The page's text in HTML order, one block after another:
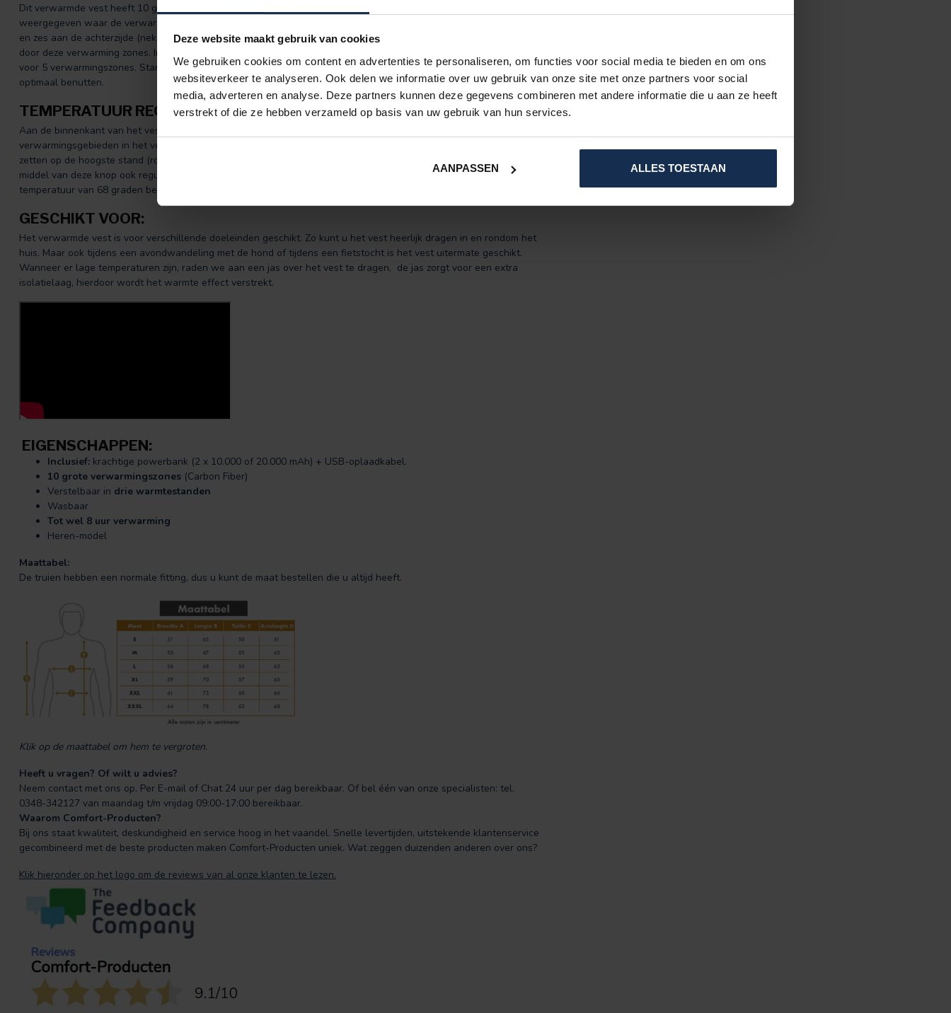
Deze website maakt gebruik van cookies
We gebruiken cookies om content en advertenties te personaliseren, om functies voor social media te bieden en om ons
websiteverkeer te analyseren. Ook delen we informatie over uw gebruik van onze site met onze partners voor social
media, adverteren en analyse. Deze partners kunnen deze gegevens combineren met andere informatie die u aan ze heeft
verstrekt of die ze hebben verzameld op basis van uw gebruik van hun services.
AANPASSEN ALLES TOESTAAN
Dit verwarmde vest heeft 10 grote verwarmingsgebieden op tactische punten. Bij de productfoto's wordt
weergegeven waar de verwarmingszones precies zitten, namelijk: vier elementen aan de voorzijde (buik en borst)
en zes aan de achterzijde (nek, bovenrug, midden op de rug en onderrug). Uw lichaam wordt optimaal verwarmd
door deze verwarming zones. In elke zak kunt u één powerbank aansluiten. Elke powerbank is verantwoordelijk
voor 5 verwarmingszones. Standaard worden er twee powerbanks bijgeleverd, zo kunt u alle verwarming zones
optimaal benutten.
TEMPERATUUR REGULEREN
Aan de binnenkant van het vest zitten twee knoppen. Deze knoppen zijn verantwoordelijk voor de
verwarmingsgebieden in het vest. Wilt u de maximale warmte ervaren? Dan adviseren we om beide knoppen aan te
zetten op de hoogste stand (rood). Dit gaat door middel van een druk op de knop. De temperatuur kunt u door
middel van deze knop ook reguleren in drie warmtestanden. De verwarming zones kunnen op de hoogste stand een
temperatuur van 68 graden bereiken.
GESCHIKT VOOR:
Het verwarmde vest is voor verschillende doeleinden geschikt. Zo kunt u het vest heerlijk dragen in en rondom het
huis. Maar ook tijdens een avondwandeling met de hond of tijdens een fietstocht is het vest uitermate geschikt.
Wanneer er lage temperaturen zijn, raden we aan een jas over het vest te dragen, de jas zorgt voor een extra
isolatielaag, hierdoor wordt het warmte effect verstrekt.
EIGENSCHAPPEN:
Inclusief: krachtige powerbank (2 x 10.000 of 20.000 mAh) + USB-oplaadkabel.
10 grote verwarmingszones (Carbon Fiber)
Verstelbaar in drie warmtestanden
Wasbaar
Tot wel 8 uur verwarming
Heren-model
Maattabel:
De truien hebben een normale fitting, dus u kunt de maat bestellen die u altijd heeft.
Klik op de maattabel om hem te vergroten.
Heeft u vragen? Of wilt u advies?
Neem contact met ons op. Per E-mail of Chat 24 uur per dag bereikbaar. Of bel één van onze specialisten: tel.
0348-342127 van maandag t/m vrijdag 09:00-17:00 bereikbaar.
Waarom Comfort-Producten?
Bij ons staat kwaliteit, deskundigheid en service hoog in het vaandel. Snelle levertijden, uitstekende klantenservice
gecombineerd met de beste producten maken Comfort-Producten uniek. Wat zeggen duizenden anderen over ons?
Klik hieronder op het logo om de reviews van al onze klanten te lezen.